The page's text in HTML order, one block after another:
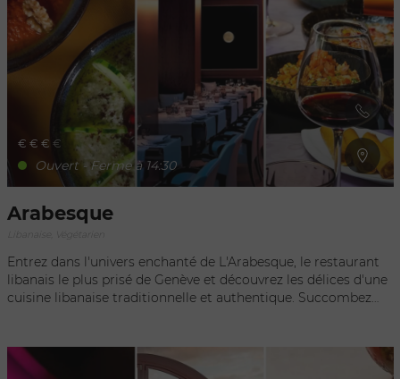
€ € € €
Ouvert - Ferme à 14:30
Arabesque
Entrez dans l'univers enchanté de L'Arabesque, le restaurant
libanais le plus prisé de Genève et découvrez les délices d'une
cuisine libanaise traditionnelle et authentique. Succombez
blanc et de la laque noire enveloppés dans un éclairage
tamisé offre un cadre unique servant d'écrin aux spécialités